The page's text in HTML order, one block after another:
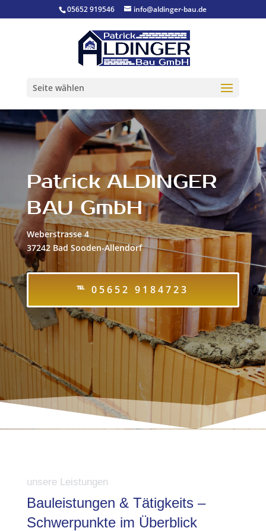
05652 919546 info@aldinger-bau.de
Seite wählen
Patrick ALDINGER
BAU GmbH
Weberstrasse 4
37242 Bad Sooden-Allendorf
℡ 05652 9184723
unsere Leistungen
Bauleistungen & Tätigkeits –
Schwerpunkte im Überblick